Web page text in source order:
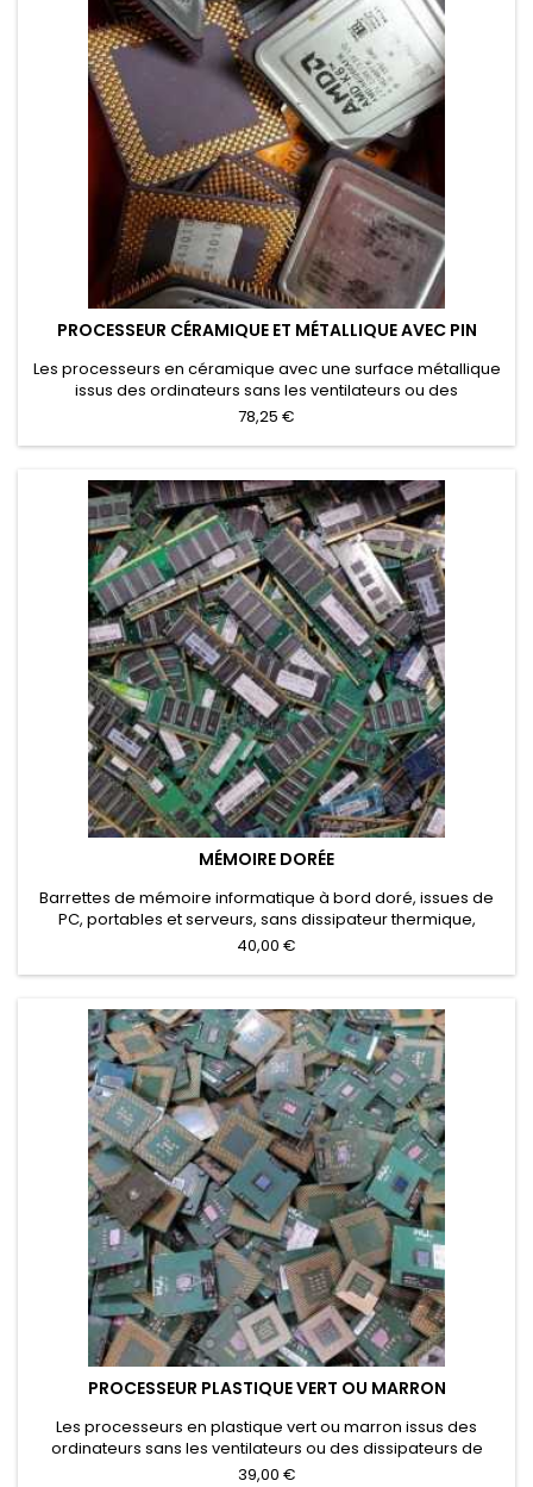
PROCESSEUR CÉRAMIQUE ET MÉTALLIQUE AVEC PIN
Les processeurs en céramique avec une surface métallique
issus des ordinateurs sans les ventilateurs ou des
dissipateurs de chaleur. Les processeurs avec une plaque
d'achat particulier.
78,25 €
MÉMOIRE DORÉE
Barrettes de mémoire informatique à bord doré, issues de
PC, portables et serveurs, sans dissipateur thermique,
destinées au réemploi ou au recyclage DEEE.⚠️ Les
rachat spécifique.
40,00 €
PROCESSEUR PLASTIQUE VERT OU MARRON
Les processeurs en plastique vert ou marron issus des
ordinateurs sans les ventilateurs ou des dissipateurs de
chaleur. Les processeurs en plastique avec une plaque de
39,00 €